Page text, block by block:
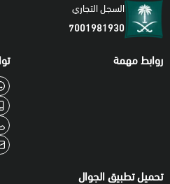
السجل التجاري
7001981930
روابط مهمة
تحميل تطبيق الجوال